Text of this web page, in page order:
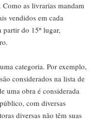
as livrarias mandam
vendidos em cada
partir do 15º lugar,
categoria. Por exemplo,
considerados na lista de
uma obra é considerada
com diversas
diversas não têm suas